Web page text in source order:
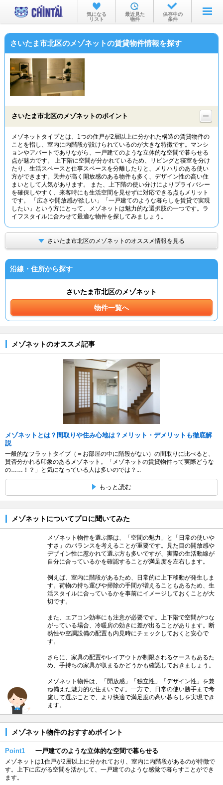
お部屋を探す
沿線・駅から
物件特集から
TOP
気になる
リスト
最近見た
物件
保存中の
条件
さいたま市北区のメゾネットの賃貸物件情報を探す
さいたま市北区のメゾネットのポイント
メゾネットタイプとは、1つの住戸が2層以上に分かれた構造の賃貸物件の
ことを指し、室内に内階段が設けられているのが大きな特徴です。マンシ
ョンやアパートでありながら、一戸建てのような立体的な空間で暮らせる
点が魅力です。 上下階に空間が分かれているため、リビングと寝室を分け
たり、生活スペースと仕事スペースを分離したりと、メリハリのある使い
方ができます。天井が高く開放感のある物件も多く、デザイン性の高い住
まいとして人気があります。 また、上下階の使い分けによりプライバシー
を確保しやすく、来客時にも生活空間を見せずに対応できる点もメリット
です。 「広さや開放感が欲しい」「一戸建てのような暮らしを賃貸で実現
したい」という方にとって、メゾネットは魅力的な選択肢の一つです。ラ
イフスタイルに合わせて最適な物件を探してみましょう。
さいたま市北区のメゾネットのオススメ情報を見る
沿線・住所から探す
さいたま市北区のメゾネット
物件一覧へ
メゾネットのオススメ記事
メゾネットとは？間取りや住み心地は？メリット・デメリットも徹底解
説
一般的なフラットタイプ（＝お部屋の中に階段がない）の間取りに比べると、
賛否分かれる印象のあるメゾネット。「メゾネットの賃貸物件って実際どうな
の……！？」と気になっている人は多いのでは？...
もっと読む
メゾネットについてプロに聞いてみた
メゾネット物件を選ぶ際は、「空間の魅力」と「日常の使いや
すさ」のバランスを考えることが重要です。見た目の開放感や
デザイン性に惹かれて選ぶ方も多いですが、実際の生活動線が
自分に合っているかを確認することが満足度を左右します。
例えば、室内に階段があるため、日常的に上下移動が発生しま
す。荷物の持ち運びや掃除の手間が増えることもあるため、生
活スタイルに合っているかを事前にイメージしておくことが大
切です。
また、エアコン効率にも注意が必要です。上下階で空間がつな
がっている場合、冷暖房の効きに差が出ることがあります。断
熱性や空調設備の配置も内見時にチェックしておくと安心で
す。
さらに、家具の配置やレイアウトが制限されるケースもあるた
め、手持ちの家具が収まるかどうかも確認しておきましょう。
メゾネット物件は、「開放感」「独立性」「デザイン性」を兼
ね備えた魅力的な住まいです。一方で、日常の使い勝手まで考
慮して選ぶことで、より快適で満足度の高い暮らしを実現でき
ます。
メゾネット物件のおすすめポイント
Point1 一戸建てのような立体的な空間で暮らせる
メゾネットは1住戸が2層以上に分かれており、室内に内階段があるのが特徴で
す。上下に広がる空間を活かして、一戸建てのような感覚で暮らすことができ
ます。